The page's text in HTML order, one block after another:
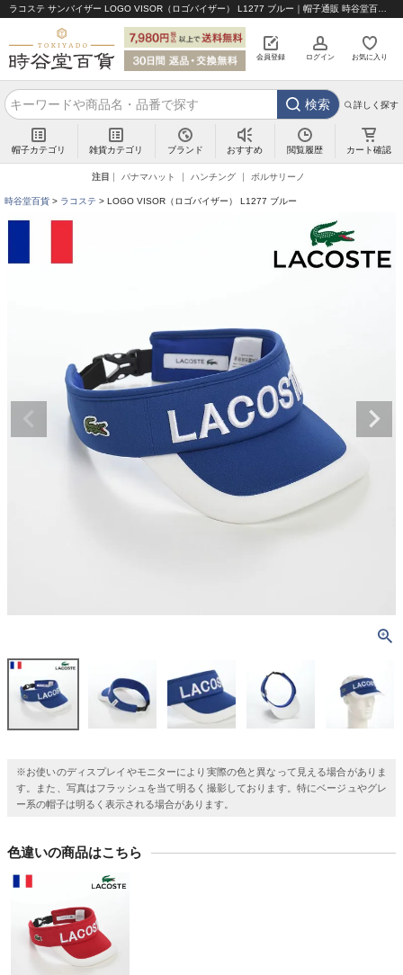
会員登録 ログイン お気に入り
検索 詳しく探す
帽子カテゴリ 雑貨カテゴリ ブランド おすすめ 閲覧履歴 カート確認
注目 パナマハット ハンチング ボルサリーノ
時谷堂百貨 ラコステ LOGO VISOR（ロゴバイザー） L1277 ブルー
※お使いのディスプレイやモニターにより実際の色と異なって見える場合がありま
す。また、写真はフラッシュを当て明るく撮影しております。特にベージュやグレ
ー系の帽子は明るく表示される場合があります。
色違いの商品はこちら